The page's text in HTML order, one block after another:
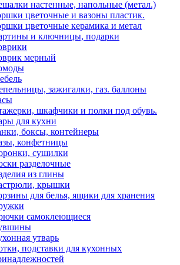
настенные, напольные (метал.)
цветочные и вазоны пластик.
цветочные керамика и метал
и ключницы, подарки
мерный
зажигалки, газ. баллоны
шкафчики и полки под обувь.
для кухни
боксы, контейнеры
конфетницы
сушилки
разделочные
из глины
крышки
для белья, ящики для хранения
самоклеющиеся
утварь
подставки для кухонных